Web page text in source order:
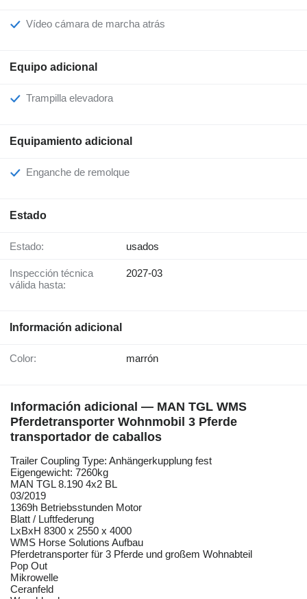
Vídeo cámara de marcha atrás
Equipo adicional
Trampilla elevadora
Equipamiento adicional
Enganche de remolque
Estado
Estado: usados
Inspección técnica
válida hasta:
2027-03
Información adicional
Color: marrón
Información adicional — MAN TGL WMS
Pferdetransporter Wohnmobil 3 Pferde
transportador de caballos
Trailer Coupling Type: Anhängerkupplung fest
Eigengewicht: 7260kg
MAN TGL 8.190 4x2 BL
03/2019
1369h Betriebsstunden Motor
Blatt / Luftfederung
LxBxH 8300 x 2550 x 4000
WMS Horse Solutions Aufbau
Pferdetransporter für 3 Pferde und großem Wohnabteil
Pop Out
Mikrowelle
Ceranfeld